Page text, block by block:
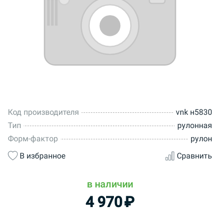
Код производителя
vnk н5830
Тип
рулонная
Форм-фактор
рулон
В избранное
Сравнить
в наличии
4 970₽